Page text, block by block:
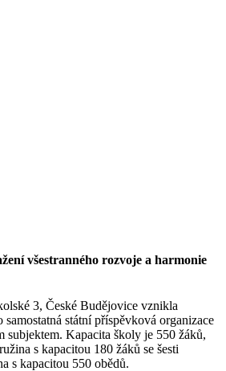
všestranného rozvoje a harmonie
3, České Budějovice vznikla
státní příspěvková organizace
subjektem. Kapacita školy je 550 žáků,
s kapacitou 180 žáků se šesti
s kapacitou 550 obědů.